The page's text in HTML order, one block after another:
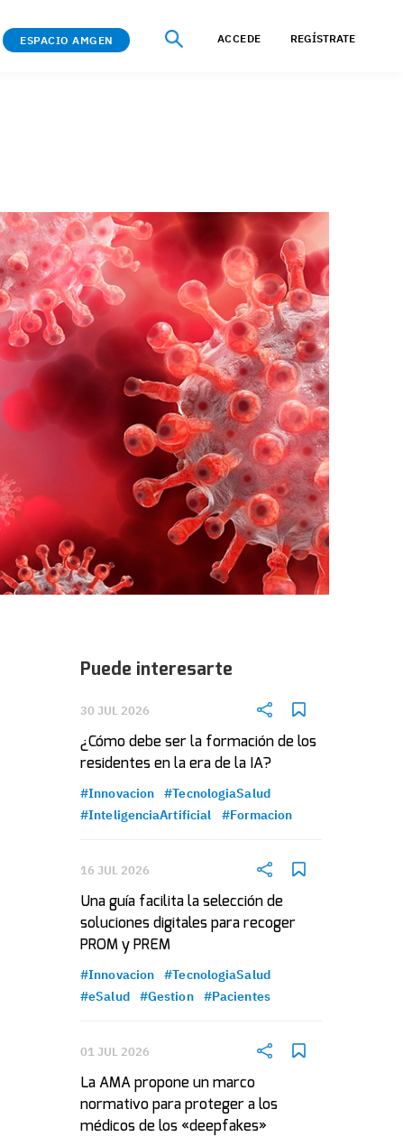
ESPACIO AMGEN ACCEDE REGÍSTRATE
Puede interesarte
30 JUL 2026
¿Cómo debe ser la formación de los
residentes en la era de la IA?
#Innovacion
#TecnologiaSalud
#InteligenciaArtificial
#Formacion
16 JUL 2026
Una guía facilita la selección de
soluciones digitales para recoger
PROM y PREM
#Innovacion
#TecnologiaSalud
#eSalud
#Gestion #Pacientes
01 JUL 2026
La AMA propone un marco
normativo para proteger a los
médicos de los «deepfakes»